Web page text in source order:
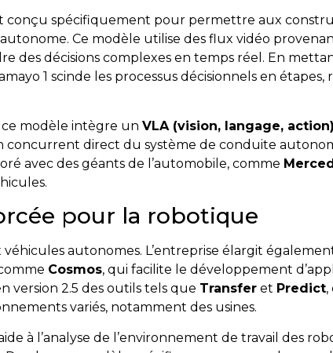
conçu spécifiquement pour permettre aux
Ce modèle utilise des flux vidéo
des décisions complexes en temps réel. En
1 scinde les processus décisionnels en
ce modèle intègre un VLA (vision, langage, action)
concurrent direct du système de conduite
avec des géants de l’automobile, comme
pour la robotique
véhicules autonomes. L’entreprise élargit
Cosmos, qui facilite le développement
version 2.5 des outils tels que Transfer et Predict
variés, notamment des usines.
à l’analyse de l’environnement de travail des